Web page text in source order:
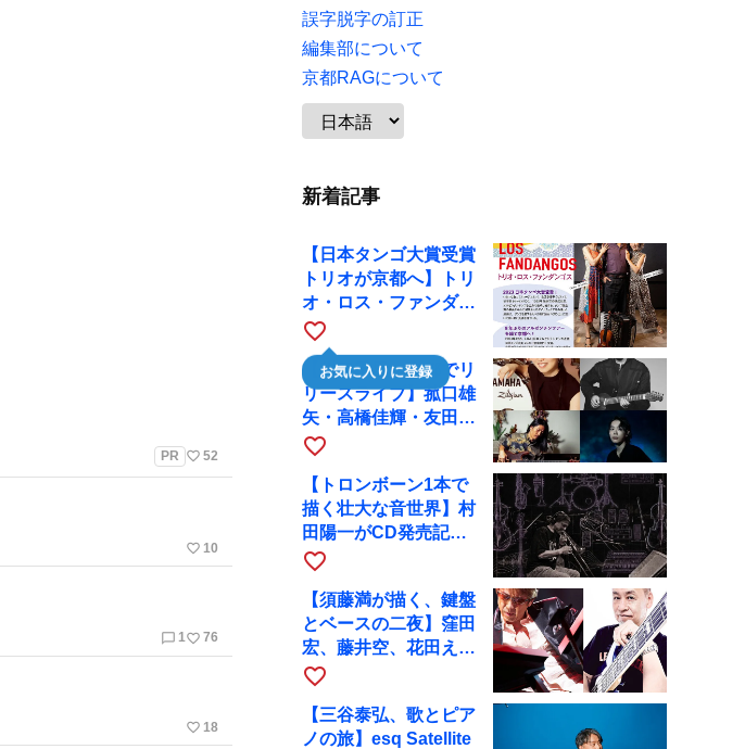
PR favorite_border 52
favorite_border 10
chat_bubble_outline 1 favorite_border 76
favorite_border 18
誤字脱字の訂正
編集部について
京都RAGについて
新着記事
【日本タンゴ大賞受賞
トリオが京都へ】トリ
オ・ロス・ファンダン
ゴスが10月9日にRAG
で公演
favorite_border
お気に入りに登録
【川口千里、京都でリ
リースライブ】菰口雄
矢・高橋佳輝・友田ジ
ュンと9月28日にRAG
favorite_border
【トロンボーン1本で
描く壮大な音世界】村
田陽一がCD発売記念
ツアーで9月4日に京
favorite_border
【須藤満が描く、鍵盤
とベースの二夜】窪田
宏、藤井空、花田えみ
と京都RAGで共演
favorite_border
【三谷泰弘、歌とピア
ノの旅】esq Satellite